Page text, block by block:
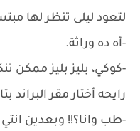
لتعود ليلى تنظر لها
-أه ده وراثة.
-كوكي، بليز بليز ممكن
رايحه أختار مقر البراند
-طب وانا؟!! وبعدين